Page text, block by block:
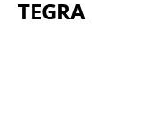
TEGRA